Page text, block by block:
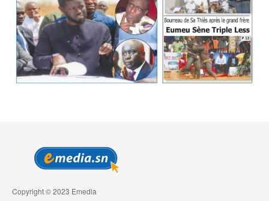
Copyright © 2023 Emedia